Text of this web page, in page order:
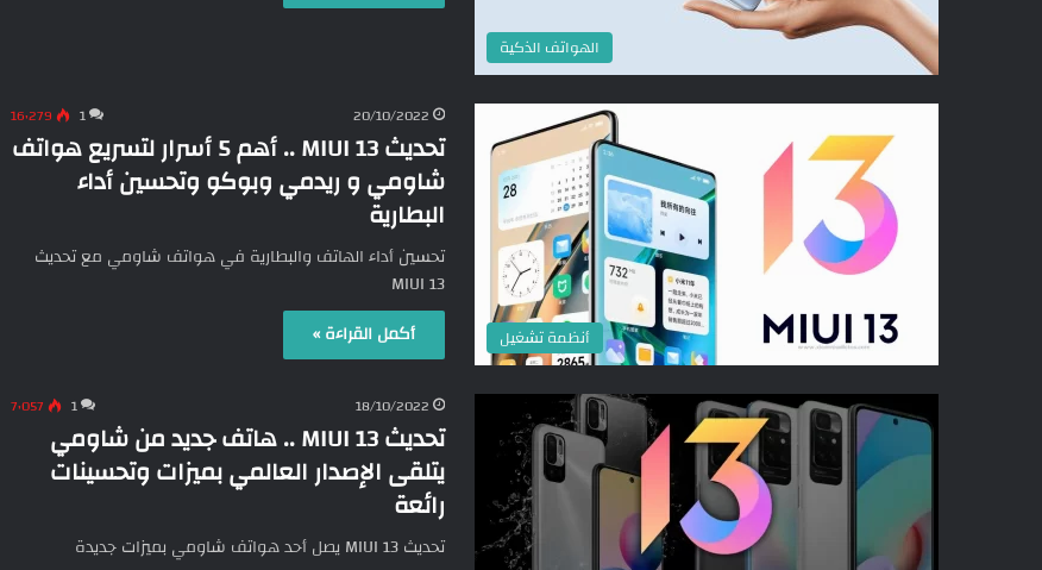
الهواتف الذكية
أنظمة تشغيل
20/10/2022
1 16٬279
تحديث MIUI 13 .. أهم 5 أسرار لتسريع هواتف
شاومي و ريدمي وبوكو وتحسين أداء
البطارية
تحسين أداء الهاتف والبطارية في هواتف شاومي مع تحديث
MIUI 13
أكمل القراءة »
18/10/2022
1 7٬057
تحديث MIUI 13 .. هاتف جديد من شاومي
يتلقى الإصدار العالمي بميزات وتحسينات
رائعة
تحديث MIUI 13 يصل أحد هواتف شاومي بميزات جديدة